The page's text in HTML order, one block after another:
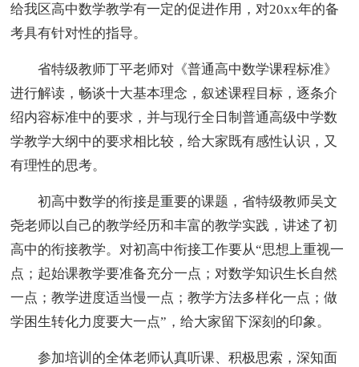
给我区高中数学教学有一定的促进作用，对20xx年的备
考具有针对性的指导。
省特级教师丁平老师对《普通高中数学课程标准》
进行解读，畅谈十大基本理念，叙述课程目标，逐条介
绍内容标准中的要求，并与现行全日制普通高级中学数
学教学大纲中的要求相比较，给大家既有感性认识，又
有理性的思考。
初高中数学的衔接是重要的课题，省特级教师吴文
尧老师以自己的教学经历和丰富的教学实践，讲述了初
高中的衔接教学。对初高中衔接工作要从“思想上重视一
点；起始课教学要准备充分一点；对数学知识生长自然
一点；教学进度适当慢一点；教学方法多样化一点；做
学困生转化力度要大一点”，给大家留下深刻的印象。
参加培训的全体老师认真听课、积极思索，深知面